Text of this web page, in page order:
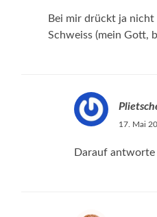
Bei mir drückt ja nicht
Schweiss (mein Gott,
17. Mai
Darauf